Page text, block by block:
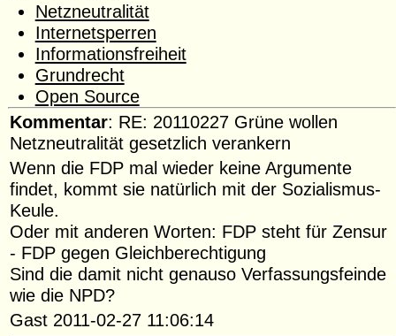
Netzneutralität
Internetsperren
Informationsfreiheit
Grundrecht
Open Source
Kommentar: RE: 20110227 Grüne wollen
Netzneutralität gesetzlich verankern
Wenn die FDP mal wieder keine Argumente
findet, kommt sie natürlich mit der Sozialismus-
Keule.
Oder mit anderen Worten: FDP steht für Zensur
- FDP gegen Gleichberechtigung
Sind die damit nicht genauso Verfassungsfeinde
wie die NPD?
Gast 2011-02-27 11:06:14